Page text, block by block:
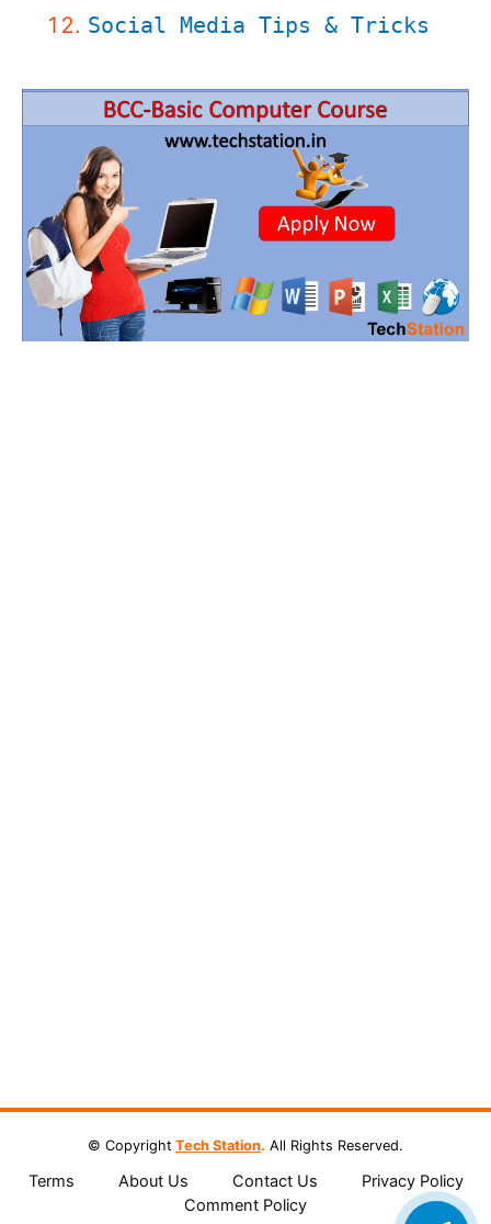
Social Media Tips & Tricks
© Copyright Tech Station. All Rights Reserved.
Terms About Us Contact Us
Privacy Policy
Comment Policy